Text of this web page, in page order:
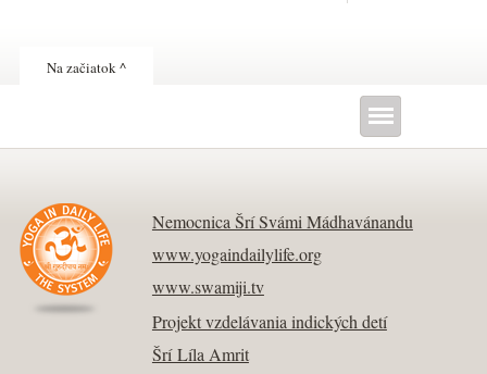
Na začiatok ^
Nemocnica Šrí Svámi Mádhavánandu
www.yogaindailylife.org
www.swamiji.tv
Projekt vzdelávania indických detí
Šrí Líla Amrit